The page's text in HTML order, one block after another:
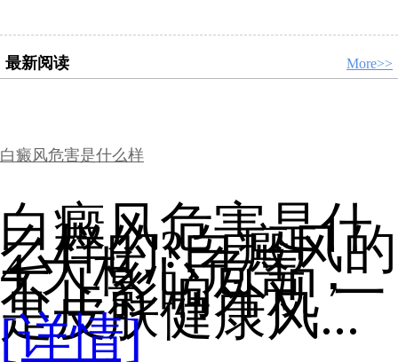
最新阅读 More>>
白癜风危害是什么样
白癜风危害是什
么样的?白癜风的
4 大核心危害，
不止影响外观 一
是皮肤健康风...
[详情]